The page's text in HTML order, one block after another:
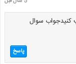
کنیدجواب سوال
پاسخ